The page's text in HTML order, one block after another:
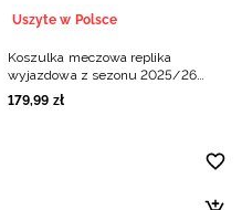
Uszyte w Polsce
Koszulka meczowa replika
wyjazdowa z sezonu 2025/26
męska 4F x Skra Bełchatów - czarna
179,99 zł